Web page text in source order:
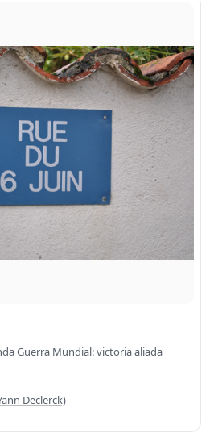
Guerra Mundial: victoria aliada
Declerck)